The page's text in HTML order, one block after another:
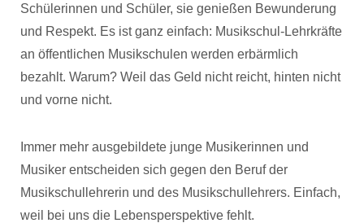
Schülerinnen und Schüler, sie genießen Bewunderung
und Respekt. Es ist ganz einfach: Musikschul-Lehrkräfte
an öffentlichen Musikschulen werden erbärmlich
bezahlt. Warum? Weil das Geld nicht reicht, hinten nicht
und vorne nicht.
Immer mehr ausgebildete junge Musikerinnen und
Musiker entscheiden sich gegen den Beruf der
Musikschullehrerin und des Musikschullehrers. Einfach,
weil bei uns die Lebensperspektive fehlt.